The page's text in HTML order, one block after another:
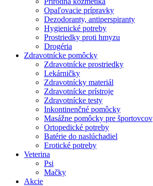
Opaľovacie prípravky
Dezodoranty, antiperspiranty
Hygienické potreby
Prostriedky proti hmyzu
Drogéria
Zdravotnícke pomôcky
Zdravotnícke prostriedky
Lekárničky
Zdravotnícky materiál
Zdravotnícke prístroje
Zdravotnícke testy
Inkontinenčné pomôcky
Masážne pomôcky pre športovcov
Ortopedické potreby
Batérie do naslúchadiel
Erotické potreby
Veterina
Psi
Mačky
Akcie